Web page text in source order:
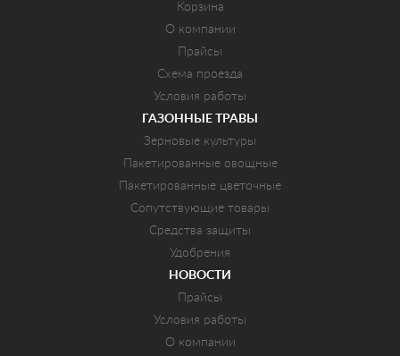
Корзина
О компании
Прайсы
Схема проезда
Условия работы
ГАЗОННЫЕ ТРАВЫ
Зерновые культуры
Пакетированные овощные
Пакетированные цветочные
Сопутствующие товары
Средства защиты
Удобрения
НОВОСТИ
Прайсы
Условия работы
О компании